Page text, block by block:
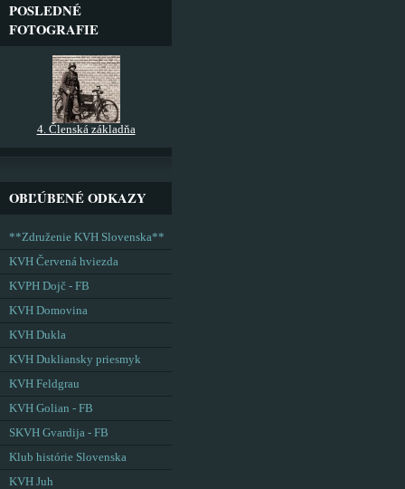
POSLEDNÉ
FOTOGRAFIE
4. Členská základňa
OBĽÚBENÉ ODKAZY
**Združenie KVH Slovenska**
KVH Červená hviezda
KVPH Dojč - FB
KVH Domovina
KVH Dukla
KVH Dukliansky priesmyk
KVH Feldgrau
KVH Golian - FB
SKVH Gvardija - FB
Klub histórie Slovenska
KVH Juh